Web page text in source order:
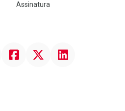
Assinatura
FacebookTwitter Linkedin